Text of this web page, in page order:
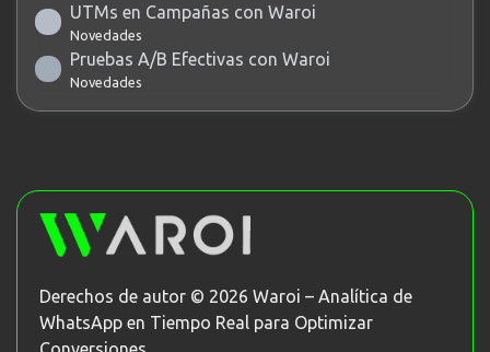
UTMs en Campañas con Waroi
Novedades
Pruebas A/B Efectivas con Waroi
Novedades
Derechos de autor © 2026 Waroi – Analítica de
WhatsApp en Tiempo Real para Optimizar